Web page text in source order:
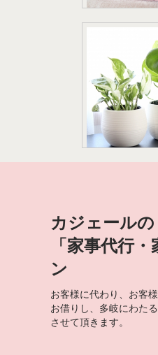
カジェールの
「家事代行
ン
お客様に代わり、お客
お借りし、多岐にわた
させて頂きます。